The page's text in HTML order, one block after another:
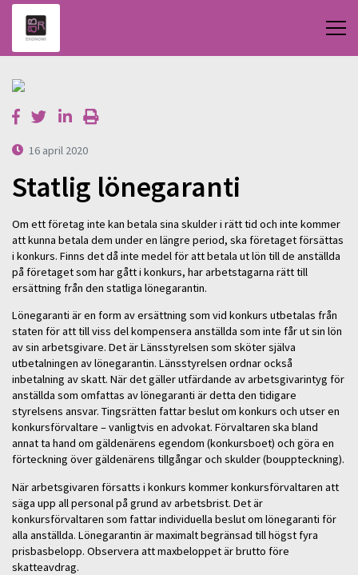
16 april 2020
Statlig lönegaranti
Om ett företag inte kan betala sina skulder i rätt tid och inte kommer
att kunna betala dem under en längre period, ska företaget försättas
i konkurs. Finns det då inte medel för att betala ut lön till de anställda
på företaget som har gått i konkurs, har arbetstagarna rätt till
ersättning från den statliga lönegarantin.
Lönegaranti är en form av ersättning som vid konkurs utbetalas från
staten för att till viss del kompensera anställda som inte får ut sin lön
av sin arbetsgivare. Det är Länsstyrelsen som sköter själva
utbetalningen av lönegarantin. Länsstyrelsen ordnar också
inbetalning av skatt. När det gäller utfärdande av arbetsgivarintyg för
anställda som omfattas av lönegaranti är detta den tidigare
styrelsens ansvar. Tingsrätten fattar beslut om konkurs och utser en
konkursförvaltare – vanligtvis en advokat. Förvaltaren ska bland
annat ta hand om gäldenärens egendom (konkursboet) och göra en
förteckning över gäldenärens tillgångar och skulder (bouppteckning).
När arbetsgivaren försatts i konkurs kommer konkursförvaltaren att
säga upp all personal på grund av arbetsbrist. Det är
konkursförvaltaren som fattar individuella beslut om lönegaranti för
alla anställda. Lönegarantin är maximalt begränsad till högst fyra
prisbasbelopp. Observera att maxbeloppet är brutto före
skatteavdrag.